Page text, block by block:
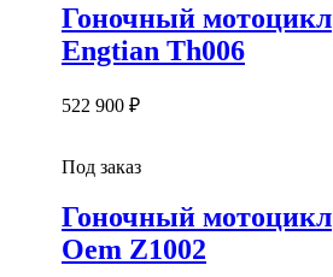
Гоночный мотоцикл
Engtian Th006
522 900 ₽
Под заказ
Гоночный мотоцикл
Oem Z1002